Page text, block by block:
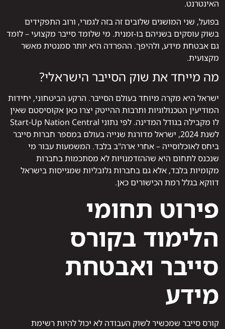
האינטרנט.
בפועל, שני המושגים שלובים זה בזה לגמרי, ורוב התפקידים
בשוק עוסקים בשניהם בו-זמנית. מי שלומד סייבר מקצועי – לומד
גם אבטחת מידע, ולהיפך. ההפרדה היא יותר סמנטית מאשר
מקצועית.
מה מייחד את שוק הסייבר הישראלי?
ישראל היא מקרה מיוחד בעולם הסייבר. הרקע הביטחוני, יחידות
המודיעין הטכנולוגיות ותרבות ההייטק יצרו כאן אקוסיסטם שאין
לו מקבילה בגודל המדינה. לפי נתוני Start-Up Nation Central
לשנת 2024, ישראל מדורגת שנייה בעולם במספר חברות סייבר
ביחס לאוכלוסייה – אחרי ארה"ב בלבד. המשמעות עבור מי
שנכנס לתחום היא שההזדמנויות לא מסתכמות בחברות
מקומיות בלבד, אלא גם בחברות גלובליות שמגייסות בישראל
דווקא בגלל רמת הכישורים כאן.
פירוט תחומי
הלימוד בקורס
סייבר ואבטחת
מידע
קורס סייבר שמכשיר לשוק העבודה לא יכול להיות רשימת